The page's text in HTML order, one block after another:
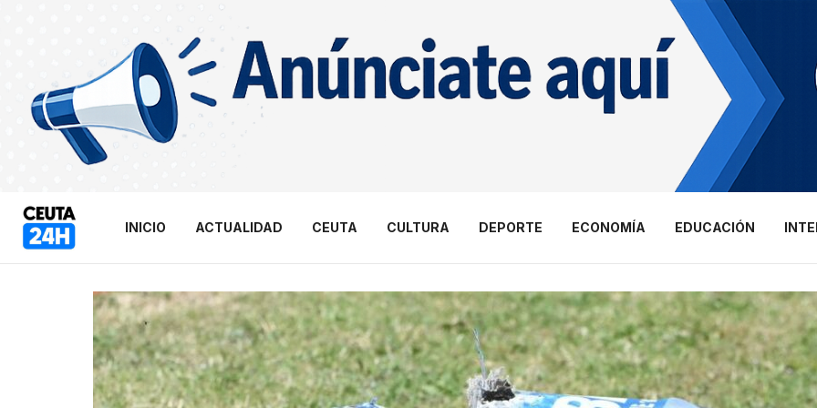
INICIO ACTUALIDAD CEUTA CULTURA DEPORTE ECONOMÍA EDUCACIÓN